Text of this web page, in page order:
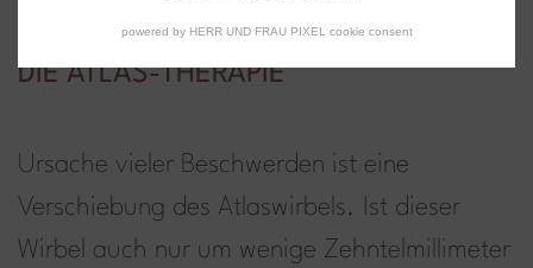
DIE ATLAS-THERAPIE
Ursache vieler Beschwerden ist eine
Verschiebung des Atlaswirbels. Ist dieser
Wirbel auch nur um wenige Zehntelmillimeter
powered by HERR UND FRAU PIXEL cookie consent